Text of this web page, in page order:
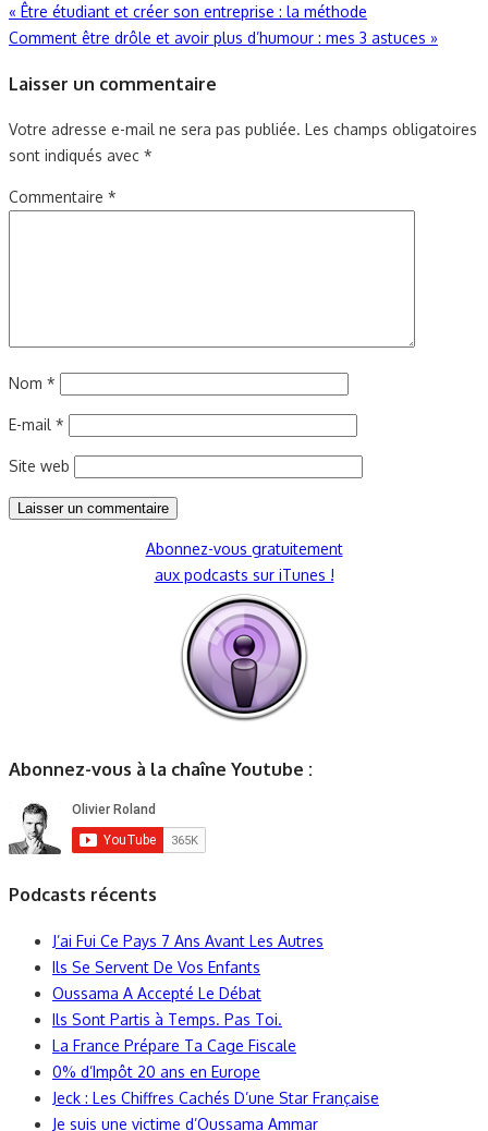
Navigation
de
l’article
« Être étudiant et créer son entreprise : la méthode
Comment être drôle et avoir plus d’humour : mes 3 astuces »
Laisser un commentaire
Votre adresse e-mail ne sera pas publiée. Les champs obligatoires
sont indiqués avec *
Commentaire *
Nom *
E-mail *
Site web
Abonnez-vous gratuitement
aux podcasts sur iTunes !
Abonnez-vous à la chaîne Youtube :
Podcasts récents
J’ai Fui Ce Pays 7 Ans Avant Les Autres
Ils Se Servent De Vos Enfants
Oussama A Accepté Le Débat
Ils Sont Partis à Temps. Pas Toi.
La France Prépare Ta Cage Fiscale
0% d’Impôt 20 ans en Europe
Jeck : Les Chiffres Cachés D’une Star Française
Je suis une victime d’Oussama Ammar